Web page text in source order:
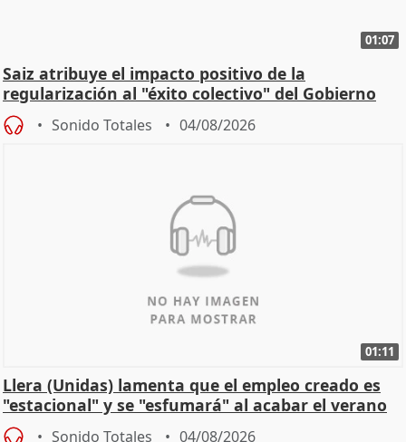
01:07
Saiz atribuye el impacto positivo de la
regularización al "éxito colectivo" del Gobierno
Sonido Totales 04/08/2026
01:11
Llera (Unidas) lamenta que el empleo creado es
"estacional" y se "esfumará" al acabar el verano
Sonido Totales 04/08/2026